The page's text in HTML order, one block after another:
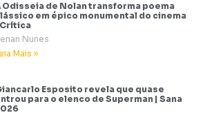
Odisseia de Nolan transforma poema
em épico monumental do cinema
Nunes
Mais »
Esposito revela que quase
para o elenco de Superman | Sana